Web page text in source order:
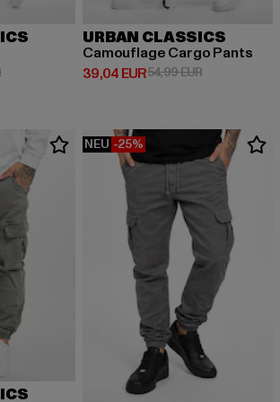
EUR
Aktionspreis: 59,99 EUR
URBAN CLASSICS
Camouflage Cargo Pants
39,04 EUR
Derzeitiger Preis: 39,04 EUR
54,99 EURAktionspreis:
NEU -25%